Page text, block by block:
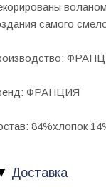
самого
ФРАНЦИЯ
84%хлопок
Доставка